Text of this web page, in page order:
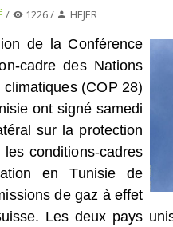
/ 1226 / HEJER
de la Conférence
cadre des Nations
(COP 28)
ont signé samedi
sur la protection
conditions-cadres
en Tunisie de
de gaz à effet
Les deux pays